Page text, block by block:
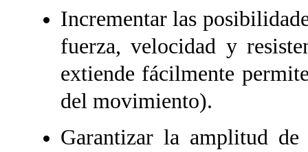
Incrementar las
fuerza, velocidad y
extiende fácilmente
del movimiento).
Garantizar la amplitud